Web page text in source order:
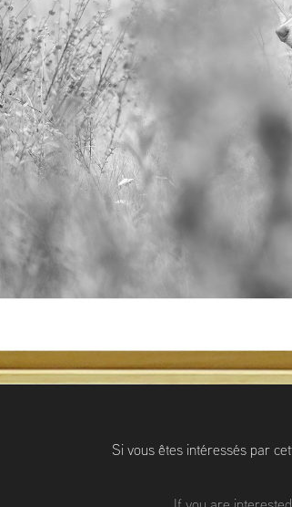
Si vous êtes intéressés par